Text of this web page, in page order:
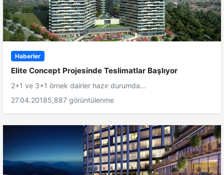
Haberler
Elite Concept Projesinde Teslimatlar Başlıyor
2+1 ve 3+1 örnek dairler hazır durumda...
27.04.20185,887 görüntülenme